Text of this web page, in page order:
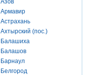
Азов
Армавир
Астрахань
Ахтырский (пос.)
Балашиха
Балашов
Барнаул
Белгород